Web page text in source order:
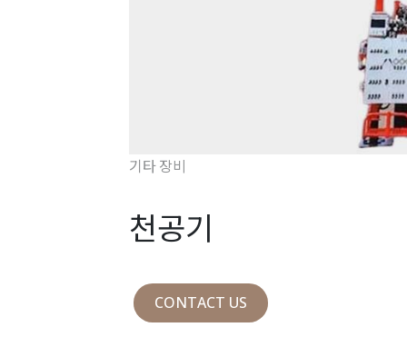
기타 장비
천공기
CONTACT US